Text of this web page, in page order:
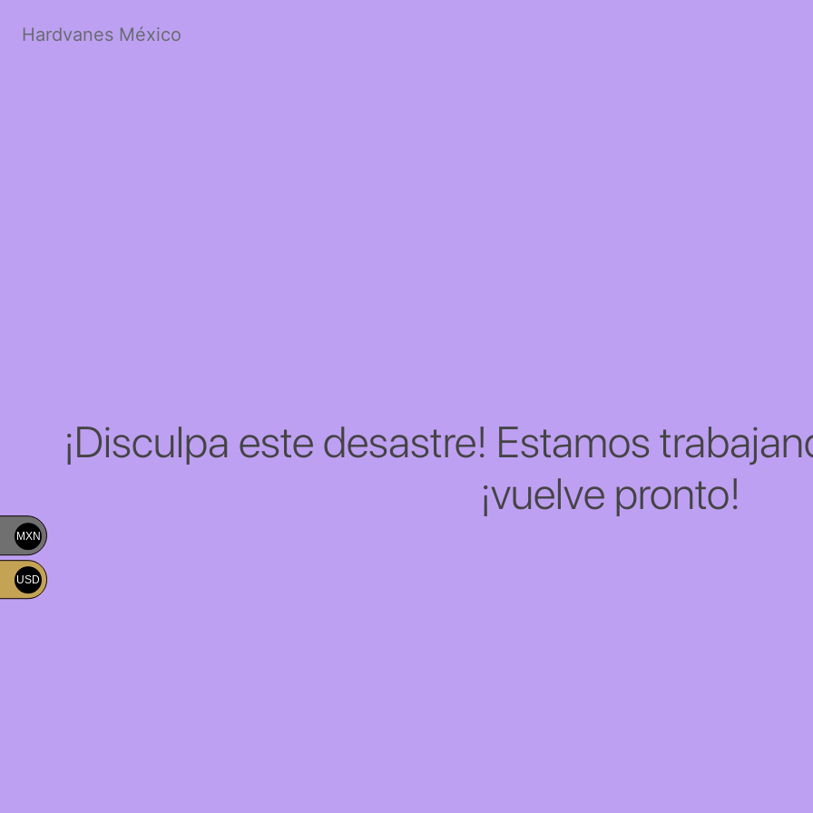
Hardvanes México
¡Disculpa este desastre! Estamos
¡vuelve pronto!
MXN
USD